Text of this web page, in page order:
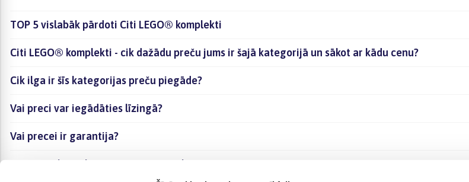
TOP 5 vislabāk pārdoti Citi LEGO® komplekti
Citi LEGO® komplekti - cik dažādu preču jums ir šajā kategorijā un sākot ar kādu cenu?
Cik ilga ir šīs kategorijas preču piegāde?
Vai preci var iegādāties līzingā?
Vai precei ir garantija?
Kā visērtāk izvēlēties sev piemērotāko preci?